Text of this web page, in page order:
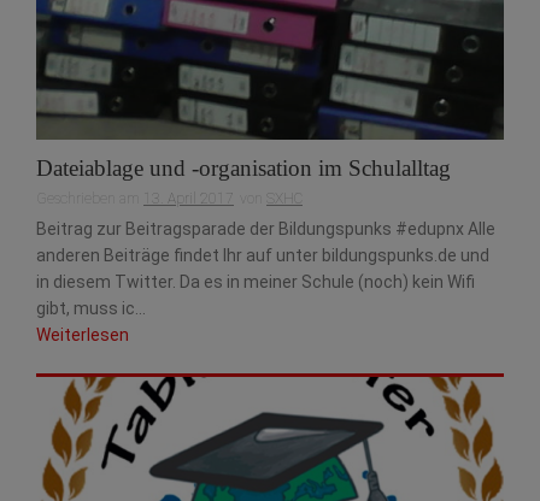
Dateiablage und -organisation im Schulalltag
Geschrieben am 13. April 2017 SXHC
Beitrag zur Beitragsparade der Bildungspunks #edupnx Alle
anderen Beiträge findet Ihr auf unter bildungspunks.de und
in diesem Twitter. Da es in meiner Schule (noch) kein Wifi
gibt, muss ic...
Weiterlesen